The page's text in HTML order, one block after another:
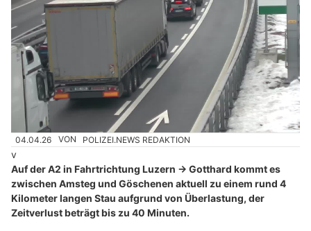
04.04.26 VON POLIZEI.NEWS REDAKTION
v
Auf der A2 in Fahrtrichtung Luzern → Gotthard kommt es
zwischen Amsteg und Göschenen aktuell zu einem rund 4
Kilometer langen Stau aufgrund von Überlastung, der
Zeitverlust beträgt bis zu 40 Minuten.